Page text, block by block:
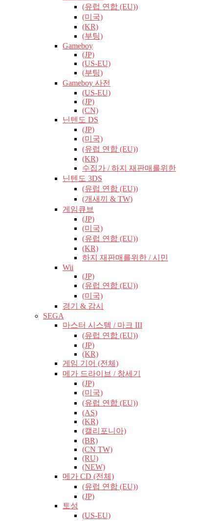
(유럽​​ 연합 (EU))
(미국)
(KR)
(부팅)
Gameboy
(JP)
(US-EU)
(부팅)
Gameboy 사전
(US-EU)
(JP)
(CN)
닌텐도 DS
(JP)
(미국)
(유럽​​ 연합 (EU))
(KR)
수집가 / 하지 재판매를위한
닌텐도 3DS
(유럽​​ 연합 (EU))
(개새끼 & TW)
게임큐브
(JP)
(미국)
(유럽​​ 연합 (EU))
(KR)
하지 재판매를위한 / 시민
Wii
(JP)
(유럽​​ 연합 (EU))
(미국)
경기 & 감시
SEGA
마스터 시스템 / 마크 III
(유럽​​ 연합 (EU))
(JP)
(KR)
게임 기어 (전체)
메가 드라이브 / 창세기
(JP)
(미국)
(유럽​​ 연합 (EU))
(AS)
(KR)
(캘리포니아)
(BR)
(CN TW)
(RU)
(NEW)
메가 CD (전체)
(유럽​​ 연합 (EU))
(JP)
토성
(US-EU)